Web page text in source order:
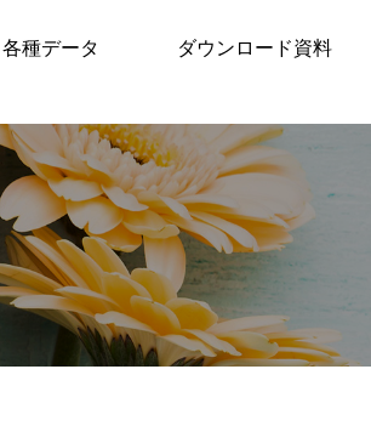
各種データ ダウンロード資料